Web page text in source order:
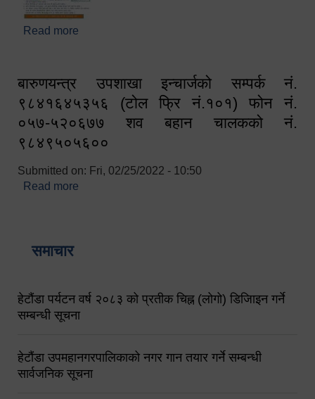
Read more
बारुणयन्त्र उपशाखा इन्चार्जको सम्पर्क नं.
९८४१६४५३५६ (टोल फ्रि नं.१०१) फोन नं.
०५७-५२०६७७ शव बहान चालकको नं.
९८४९५०५६००
Submitted on: Fri, 02/25/2022 - 10:50
Read more
समाचार
हेटौंडा पर्यटन वर्ष २०८३ को प्रतीक चिह्न (लोगो) डिजिाइन गर्ने
सम्बन्धी सूचना
हेटौंडा उपमहानगरपालिकाको नगर गान तयार गर्ने सम्बन्धी
सार्वजनिक सूचना